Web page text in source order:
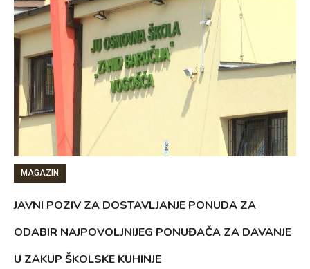
MAGAZIN
JAVNI POZIV ZA DOSTAVLJANJE PONUDA ZA
ODABIR NAJPOVOLJNIJEG PONUĐAČA ZA DAVANJE
U ZAKUP ŠKOLSKE KUHINJE